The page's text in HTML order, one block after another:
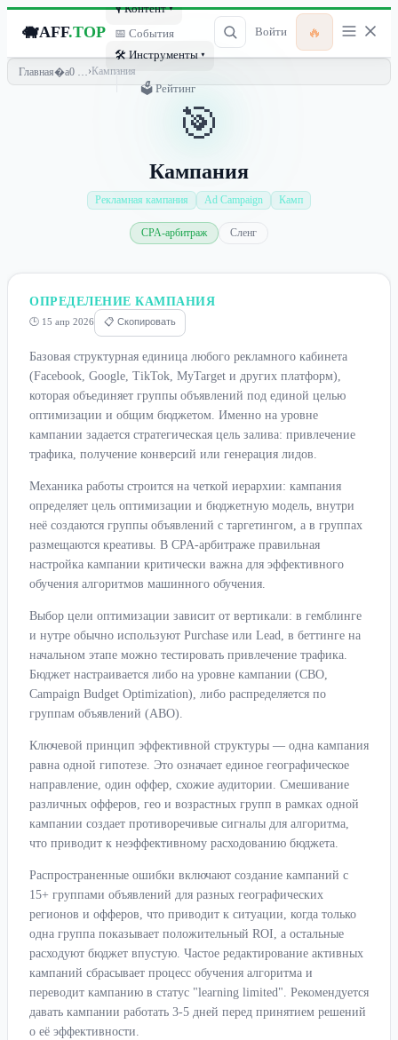
🐗AFF.TOP
🎙 Контент ▾
📅 События
🛠 Инструменты ▾
🗳 Рейтинг
Войти 🔥
Главная › Кампания
🎯
Кампания
Рекламная кампания Ad Campaign Камп
CPA-арбитраж Сленг
ОПРЕДЕЛЕНИЕ КАМПАНИЯ
🕒 15 апр 2026 📋 Скопировать
Базовая структурная единица любого рекламного кабинета
(Facebook, Google, TikTok, MyTarget и других платформ),
которая объединяет группы объявлений под единой целью
оптимизации и общим бюджетом. Именно на уровне
кампании задается стратегическая цель залива: привлечение
трафика, получение конверсий или генерация лидов.
Механика работы строится на четкой иерархии: кампания
определяет цель оптимизации и бюджетную модель, внутри
неё создаются группы объявлений с таргетингом, а в группах
размещаются креативы. В CPA-арбитраже правильная
настройка кампании критически важна для эффективного
обучения алгоритмов машинного обучения.
Выбор цели оптимизации зависит от вертикали: в гемблинге
и нутре обычно используют Purchase или Lead, в беттинге на
начальном этапе можно тестировать привлечение трафика.
Бюджет настраивается либо на уровне кампании (CBO,
Campaign Budget Optimization), либо распределяется по
группам объявлений (ABO).
Ключевой принцип эффективной структуры — одна кампания
равна одной гипотезе. Это означает единое географическое
направление, один оффер, схожие аудитории. Смешивание
различных офферов, гео и возрастных групп в рамках одной
кампании создает противоречивые сигналы для алгоритма,
что приводит к неэффективному расходованию бюджета.
Распространенные ошибки включают создание кампаний с
15+ группами объявлений для разных географических
регионов и офферов, что приводит к ситуации, когда только
одна группа показывает положительный ROI, а остальные
расходуют бюджет впустую. Частое редактирование активных
кампаний сбрасывает процесс обучения алгоритма и
переводит кампанию в статус "learning limited". Рекомендуется
давать кампании работать 3-5 дней перед принятием решений
о её эффективности.